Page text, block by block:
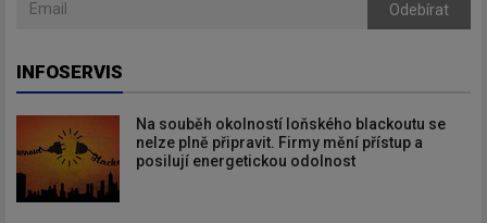
Odebírat
INFOSERVIS
Na souběh okolností loňského blackoutu se
nelze plně připravit. Firmy mění přístup a
posilují energetickou odolnost